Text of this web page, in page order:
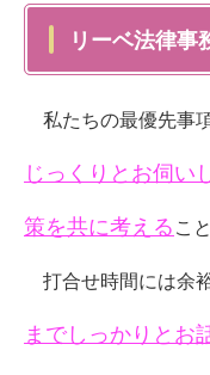
リーベ法律事
私たちの最優先事
じっくりとお伺い
策を共に考える こ
打合せ時間には余
までしっかりとお